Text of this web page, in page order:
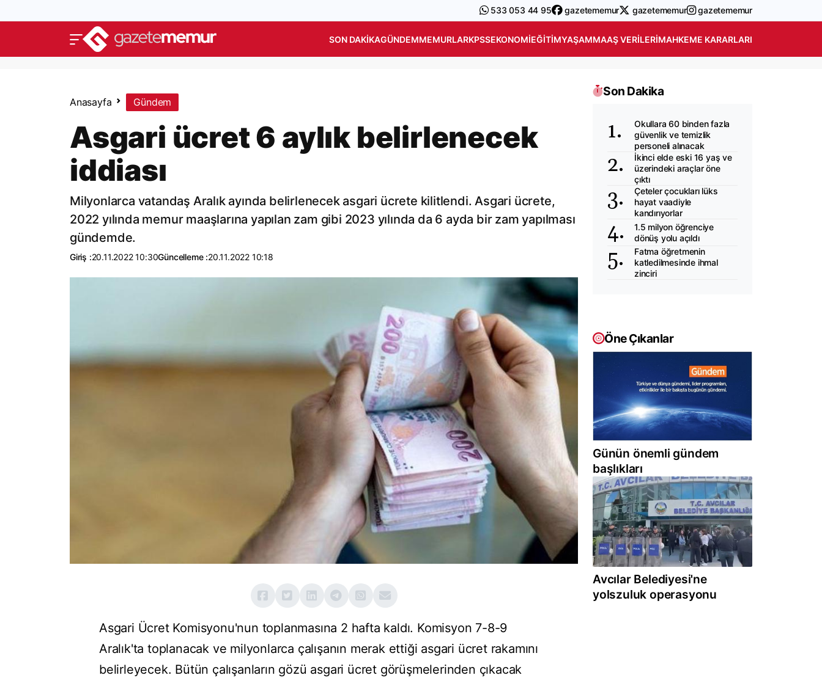
533 053 44 95 gazetememur gazetememur gazetememur
SON DAKIKAGÜNDEMMEMURLARKPSSEKONOMIEĞITIMYAŞAMMAAŞ VERILERIMAHKEME KARARLARI
Anasayfa Gündem
Asgari ücret 6 aylık belirlenecek
iddiası
Milyonlarca vatandaş Aralık ayında belirlenecek asgari ücrete kilitlendi. Asgari ücrete,
2022 yılında memur maaşlarına yapılan zam gibi 2023 yılında da 6 ayda bir zam yapılması
gündemde.
Giriş :20.11.2022 10:30Güncelleme :20.11.2022 10:18
Asgari Ücret Komisyonu'nun toplanmasına 2 hafta kaldı. Komisyon 7-8-9
Aralık'ta toplanacak ve milyonlarca çalışanın merak ettiği asgari ücret rakamını
belirleyecek. Bütün çalışanların gözü asgari ücret görüşmelerinden çıkacak
Son Dakika
Okullara 60 binden fazla
güvenlik ve temizlik
personeli alınacak
İkinci elde eski 16 yaş ve
üzerindeki araçlar öne
çıktı
Çeteler çocukları lüks
hayat vaadiyle
kandırıyorlar
1.5 milyon öğrenciye
dönüş yolu açıldı
Fatma öğretmenin
katledilmesinde ihmal
zinciri
Öne Çıkanlar
Günün önemli gündem
başlıkları
Avcılar Belediyesi'ne
yolszuluk operasyonu